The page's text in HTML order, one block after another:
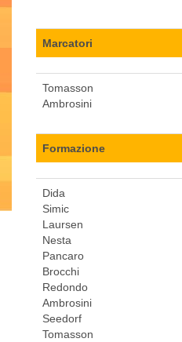
Marcatori
Tomasson
Ambrosini
Formazione
Dida
Simic
Laursen
Nesta
Pancaro
Brocchi
Redondo
Ambrosini
Seedorf
Tomasson